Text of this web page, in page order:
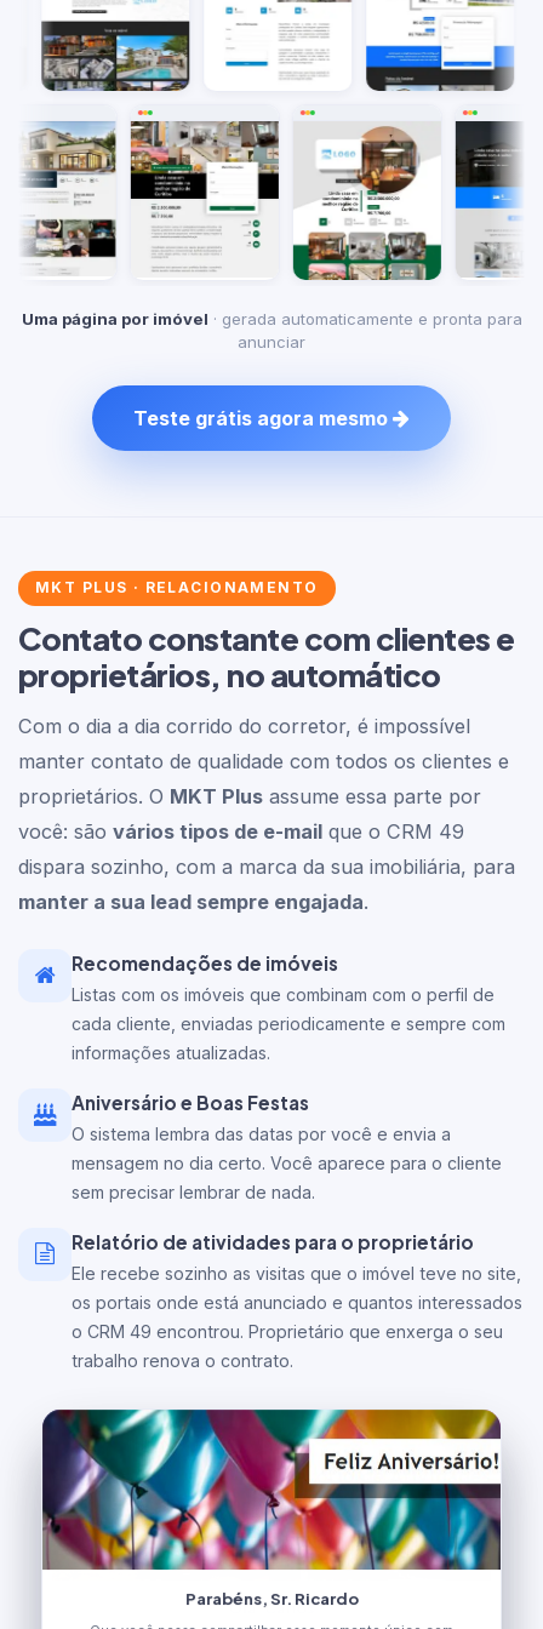
Uma página por imóvel · gerada automaticamente e pronta para
anunciar
Teste grátis agora mesmo
MKT PLUS · RELACIONAMENTO
Contato constante com clientes e
proprietários, no automático
Com o dia a dia corrido do corretor, é impossível
manter contato de qualidade com todos os clientes e
proprietários. O MKT Plus assume essa parte por
você: são vários tipos de e-mail que o CRM 49
dispara sozinho, com a marca da sua imobiliária, para
manter a sua lead sempre engajada.
Recomendações de imóveis
Listas com os imóveis que combinam com o perfil de
cada cliente, enviadas periodicamente e sempre com
informações atualizadas.
Aniversário e Boas Festas
O sistema lembra das datas por você e envia a
mensagem no dia certo. Você aparece para o cliente
sem precisar lembrar de nada.
Relatório de atividades para o proprietário
Ele recebe sozinho as visitas que o imóvel teve no site,
os portais onde está anunciado e quantos interessados
o CRM 49 encontrou. Proprietário que enxerga o seu
trabalho renova o contrato.
Recomendações
Olá, Carlos
Parabéns, Sr. Ricardo